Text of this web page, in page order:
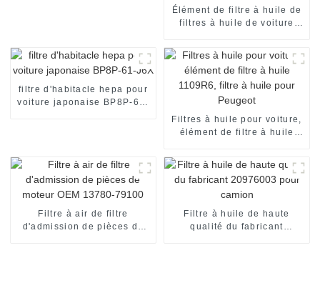
Élément de filtre à huile de
filtres à huile de voiture
filtre d'élément d'huile pour
06L 115 562A VAG
filtre d'habitacle hepa pour
voiture japonaise BP8P-61-
Filtres à huile pour voiture,
élément de filtre à huile
Filtre à air de filtre
d'admission de pièces de
Filtre à huile de haute
qualité du fabricant